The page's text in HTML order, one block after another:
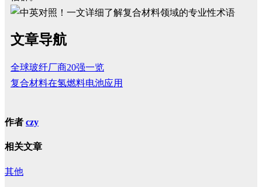
文章导航
全球玻纤厂商20强一览
复合材料在氢燃料电池应用
作者 czy
相关文章
其他